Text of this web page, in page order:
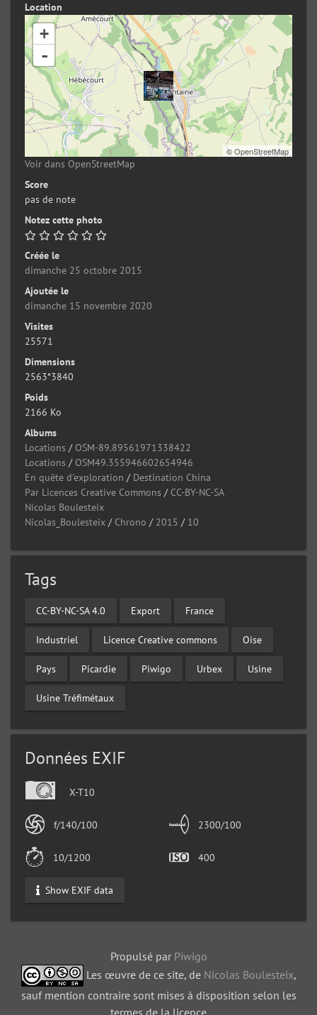
Location
+
-
©OpenStreetMap
Voir dans OpenStreetMap
Score
pas de note
Notez cette photo
Créée le
dimanche 25 octobre 2015
Ajoutée le
dimanche 15 novembre 2020
Visites
25571
Dimensions
2563*3840
Poids
2166 Ko
Albums
Locations / OSM-89.89561971338422
Locations / OSM49.355946602654946
En quête d'exploration / Destination China
Par Licences Creative Commons / CC-BY-NC-SA
Nicolas Boulesteix
Nicolas_Boulesteix / Chrono / 2015 / 10
Tags
CC-BY-NC-SA 4.0 Export France
Industriel Licence Creative commons Oise
Pays Picardie Piwigo Urbex Usine
Usine Tréfimétaux
Données EXIF
X-T10
f/140/100 2300/100
10/1200 400
Show EXIF data
Propulsé par Piwigo
Les œuvre de ce site, de Nicolas Boulesteix,
sauf mention contraire sont mises à disposition selon les
termes de la licence